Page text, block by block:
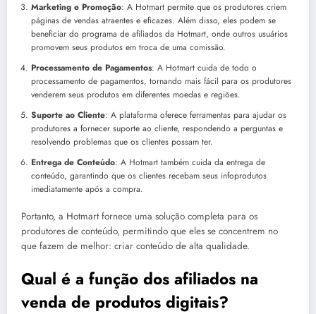
Marketing e Promoção: A Hotmart permite que os produtores criem
páginas de vendas atraentes e eficazes. Além disso, eles podem se
beneficiar do programa de afiliados da Hotmart, onde outros usuários
promovem seus produtos em troca de uma comissão.
Processamento de Pagamentos: A Hotmart cuida de todo o
processamento de pagamentos, tornando mais fácil para os produtores
venderem seus produtos em diferentes moedas e regiões.
Suporte ao Cliente: A plataforma oferece ferramentas para ajudar os
produtores a fornecer suporte ao cliente, respondendo a perguntas e
resolvendo problemas que os clientes possam ter.
Entrega de Conteúdo: A Hotmart também cuida da entrega de
conteúdo, garantindo que os clientes recebam seus infoprodutos
imediatamente após a compra.
Portanto, a Hotmart fornece uma solução completa para os
produtores de conteúdo, permitindo que eles se concentrem no
que fazem de melhor: criar conteúdo de alta qualidade.
Qual é a função dos afiliados na
venda de produtos digitais?